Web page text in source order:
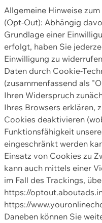
Allgemeine Hinweise
(Opt-Out): Abhängig
Grundlage einer
erfolgt, haben Sie
Einwilligung zu
Daten durch Cookie-
(zusammenfassend als
Ihren Widerspruch
Ihres Browsers erklären,
Cookies deaktivieren
Funktionsfähigkeit
eingeschränkt werden
Einsatz von Cookies zu
kann auch mittels einer
im Fall des Trackings,
https://
https://
Daneben können Sie